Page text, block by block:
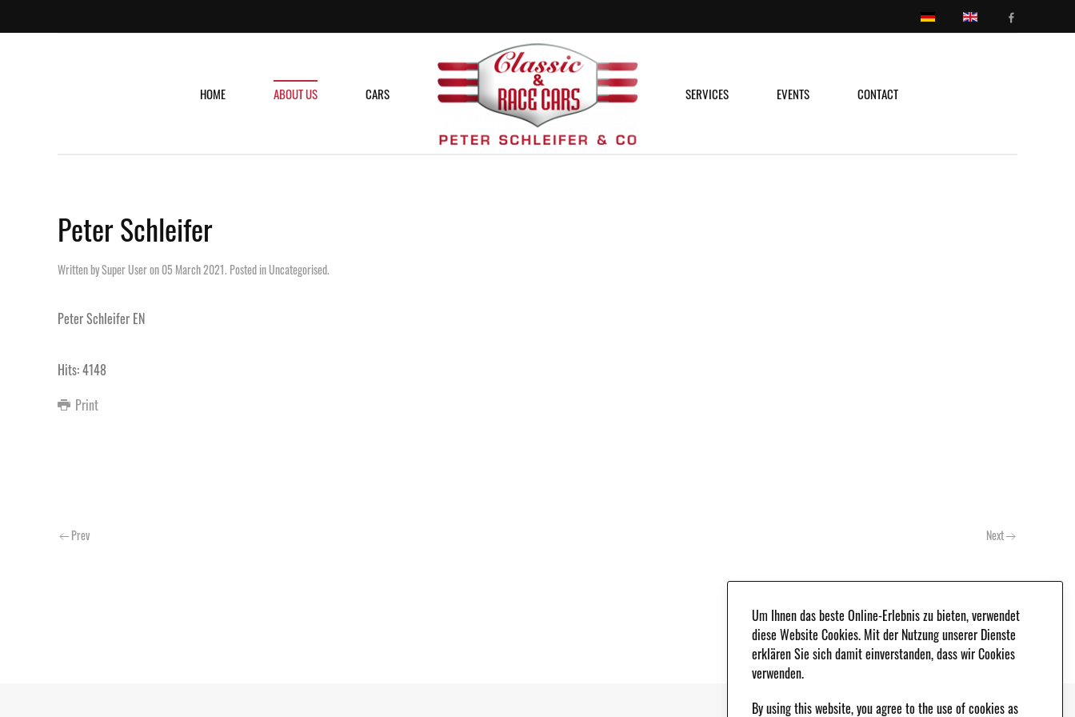
HOME ABOUT US CARS SERVICES EVENTS CONTACT
Peter Schleifer
Written by Super User on05 March 2021. Posted inUncategorised.
Peter Schleifer EN
Hits: 4148
Print
Prev Next
Um Ihnen das beste Online-Erlebnis zu bieten, verwendet
diese Website Cookies. Mit der Nutzung unserer Dienste
erklären Sie sich damit einverstanden, dass wir Cookies
verwenden.
By using this website, you agree to the use of cookies as